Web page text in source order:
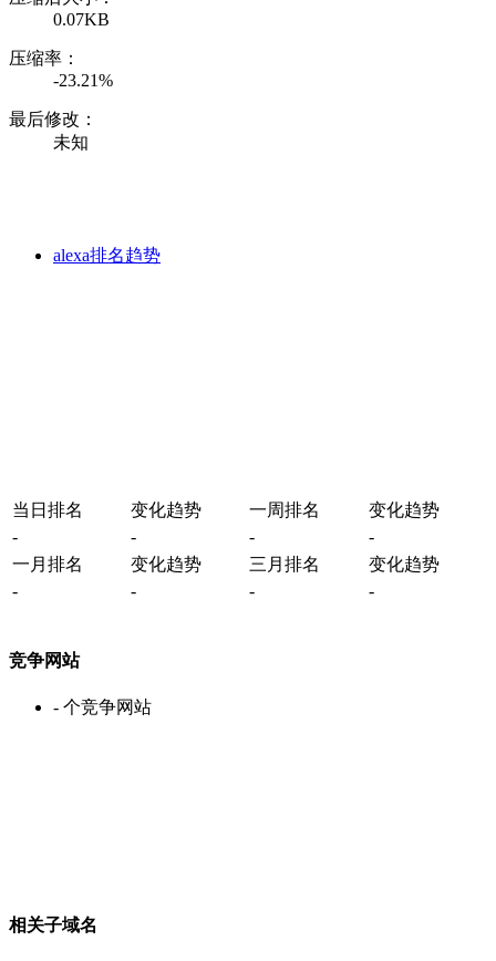
0.07KB
压缩率：
-23.21%
最后修改：
未知
alexa排名趋势
当日排名 变化趋势 一周排名
变化趋势
-
- -
-
一月排名
变化趋势 三月排名
变化趋势
-
- - -
竞争网站
- 个竞争网站
相关子域名